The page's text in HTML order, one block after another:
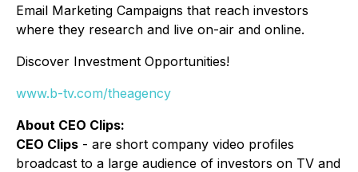
Email Marketing Campaigns that reach investors
where they research and live on-air and online.
Discover Investment Opportunities!
www.b-tv.com/theagency
About CEO Clips:
CEO Clips - are short company video profiles
broadcast to a large audience of investors on TV and